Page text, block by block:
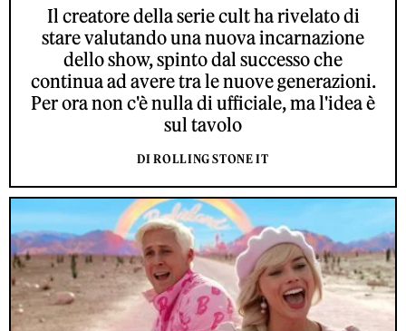
Il creatore della serie cult ha rivelato di
stare valutando una nuova incarnazione
dello show, spinto dal successo che
continua ad avere tra le nuove generazioni.
Per ora non c'è nulla di ufficiale, ma l'idea è
sul tavolo
DI ROLLING STONE IT